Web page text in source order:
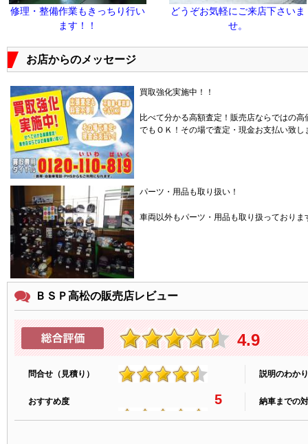
修理・整備作業もきっちり行い
ます！！
どうぞお気軽にご来店下さいま
せ。
お店からのメッセージ
買取強化実施中！！
比べて分かる高額査定！販売店ならではの
でもＯＫ！その場で査定・現金お支払い致し
パーツ・用品も取り扱い！
車両以外もパーツ・用品も取り扱っており
ＢＳＰ高松の販売店レビュー
4.9
問合せ（見積り） 説明のわか
おすすめ度 5 納車までの